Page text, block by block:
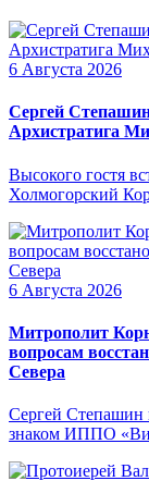
6 Августа 2026
Сергей
Архистратига
Высокого гостя
Холмогорский
6 Августа 2026
Митрополит
вопросам
Севера
Сергей Степашин
знаком ИППО